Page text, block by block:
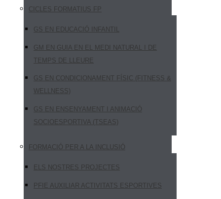
CICLES FORMATIUS FP
GS EN EDUCACIÓ INFANTIL
GM EN GUIA EN EL MEDI NATURAL I DE
TEMPS DE LLEURE
GS EN CONDICIONAMENT FÍSIC (FITNESS &
WELLNESS)
GS EN ENSENYAMENT I ANIMACIÓ
SOCIOESPORTIVA (TSEAS)
FORMACIÓ PER A LA INCLUSIÓ
ELS NOSTRES PROJECTES
PFIE AUXILIAR ACTIVITATS ESPORTIVES